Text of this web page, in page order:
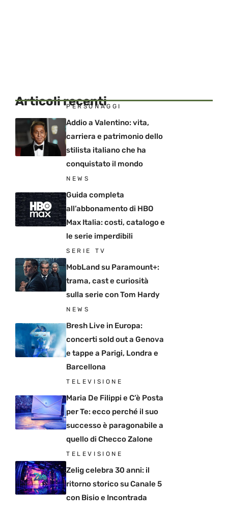
Articoli recenti
PERSONAGGI
Addio a Valentino: vita,
carriera e patrimonio dello
stilista italiano che ha
conquistato il mondo
NEWS
Guida completa
all’abbonamento di HBO
Max Italia: costi, catalogo e
le serie imperdibili
SERIE TV
MobLand su Paramount+:
trama, cast e curiosità
sulla serie con Tom Hardy
NEWS
Bresh Live in Europa:
concerti sold out a Genova
e tappe a Parigi, Londra e
Barcellona
TELEVISIONE
Maria De Filippi e C’è Posta
per Te: ecco perché il suo
successo è paragonabile a
quello di Checco Zalone
TELEVISIONE
Zelig celebra 30 anni: il
ritorno storico su Canale 5
con Bisio e Incontrada